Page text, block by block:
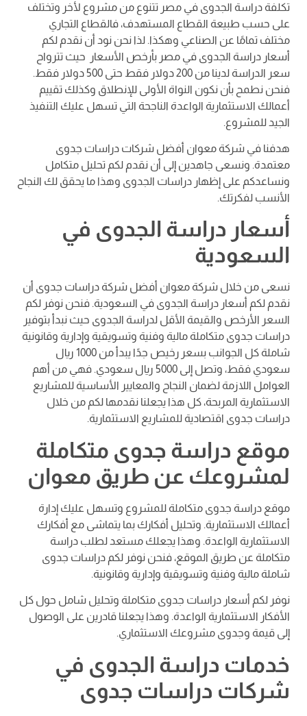
تكلفة دراسة الجدوى في مصر تتنوع من مشروع لأخر وتختلف
على حسب طبيعة القطاع المستهدف، فالقطاع التجاري
مختلف تمامًا عن الصناعي وهكذا. لذا نحن نود أن نقدم لكم
أسعار دراسة الجدوى في مصر بأرخص الأسعار حيث تترواح
سعر الدراسة لدينا من 200 دولار فقط حتى 500 دولار فقط.
فنحن نطمح بأن نكون النواة الأولى للإنطلاق وكذلك تقييم
أعمالك الاستثمارية الواعدة الناجحة التي تسهل عليك التنفيذ
الجيد للمشروع.
هدفنا في شركة معوان أفضل شركات دراسات جدوى
معتمدة. ونسعى جاهدين إلى أن نقدم لكم تحليل متكامل
ونساعدكم على إظهار دراسات الجدوى وهذا ما يحقق لك النجاح
الأنسب لفكرتك.
أسعار دراسة الجدوى في
السعودية
نسعى من خلال شركة معوان أفضل شركة دراسات جدوى أن
نقدم لكم أسعار دراسة الجدوى في السعودية. فنحن نوفر لكم
السعر الأرخص والقيمة الأقل لدراسة الجدوى حيث نبدأ بتوفير
دراسات جدوى متكاملة مالية وفنية وتسويقية وإدارية وقانونية
شاملة كل الجوانب بسعر رخيص جدًا يبدأ من 1000 ريال
سعودي فقط، وتصل إلى 5000 ريال سعودي. فهي من أهم
العوامل اللازمة لضمان النجاح والمعايير الأساسية للمشاريع
الاستثمارية المربحة، كل هذا يجعلنا نقدمها لكم من خلال
دراسات جدوى اقتصادية للمشاريع الاستثمارية.
موقع دراسة جدوى متكاملة
لمشروعك عن طريق معوان
موقع دراسة جدوى متكاملة للمشروع وتسهل عليك إدارة
أعمالك الاستثمارية. وتحليل أفكارك بما يتماشى مع أفكارك
الاستثمارية الواعدة. وهذا يجعلك مستعد لطلب دراسة
متكاملة عن طريق الموقع، فنحن نوفر لكم دراسات جدوى
شاملة مالية وفنية وتسويقية وإدارية وقانونية.
نوفر لكم أسعار دراسات جدوى متكاملة وتحليل شامل حول كل
الأفكار الاستثمارية الواعدة. وهذا يجعلنا قادرين على الوصول
إلى قيمة وجدوى مشروعك الاستثماري.
خدمات دراسة الجدوى في
شركات دراسات جدوى